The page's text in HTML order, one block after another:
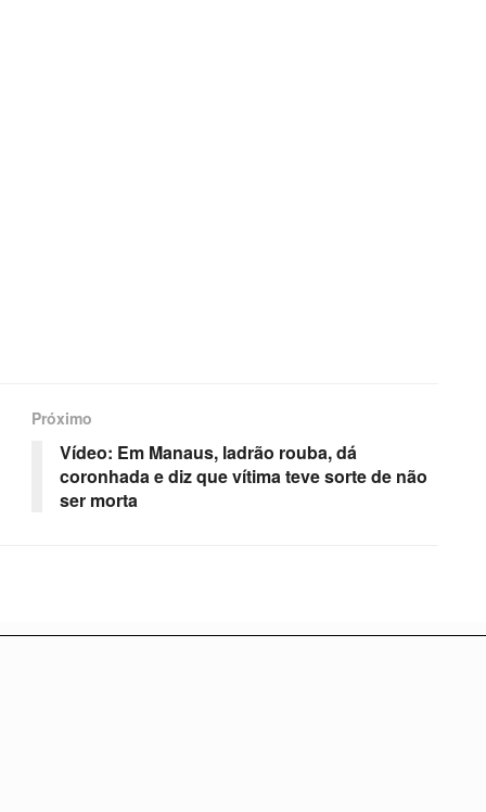
Próximo
Vídeo: Em Manaus, ladrão rouba, dá
coronhada e diz que vítima teve sorte de não
ser morta